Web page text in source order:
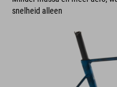
snelheid alleen